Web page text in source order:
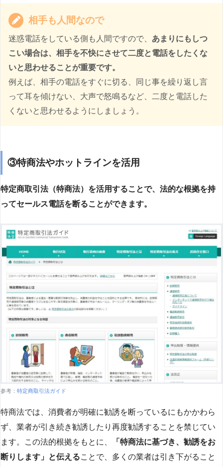
相手も人間なので
迷惑電話をしている側も人間ですので、 あまりにもしつ
こい場合は、相手を不快にさせて二度と電話をしたくな
いと思わせることが重要です。
例えば、相手の電話をすぐに切る、同じ事を繰り返し言
って耳を傾けない、大声で怒鳴るなど、二度と電話した
くないと思わせるようにしましょう。
③特商法やホットラインを活用
特定商取引法（特商法）を活用することで、法的な根拠を持
ってセールス電話を断ることができます。
参考： 特定商取引法ガイド
特商法では、消費者が明確に勧誘を断っているにもかかわら
ず、業者が引き続き勧誘したり再度勧誘することを禁じてい
ます。この法的根拠をもとに、
「特商法に基づき、勧誘をお
断りします」と伝えることで、多くの業者は引き下がること